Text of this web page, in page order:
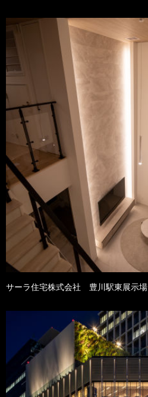
サーラ住宅株式会社 豊川駅東展示場